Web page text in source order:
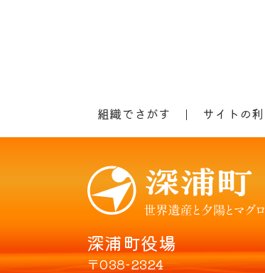
組織でさがす サイトの
深浦町役場
〒038-2324